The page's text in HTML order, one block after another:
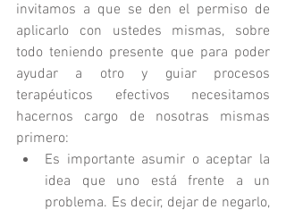
invitamos a que se den el permiso de
aplicarlo con ustedes mismas, sobre
todo teniendo presente que para poder
ayudar a otro y guiar procesos
terapéuticos efectivos necesitamos
hacernos cargo de nosotras mismas
primero:
Es importante asumir o aceptar la
idea que uno está frente a un
problema. Es decir, dejar de negarlo,